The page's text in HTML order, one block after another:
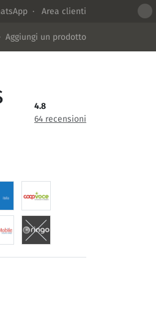
· Area clienti
un prodotto
4.8
64 recensioni